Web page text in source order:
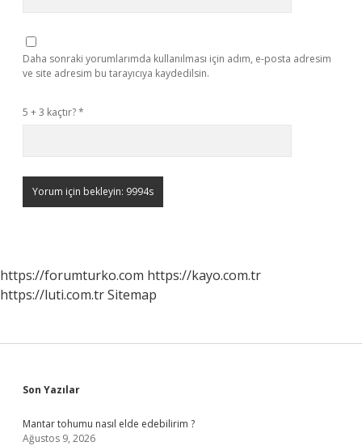
Daha sonraki yorumlarımda kullanılması için adım, e-posta adresim
ve site adresim bu tarayıcıya kaydedilsin.
5 + 3 kaçtır?*
https://forumturko.com https://kayo.com.tr
https://luti.com.trSitemap
Sidebar
Son Yazılar
Mantar tohumu nasıl elde edebilirim ?
Ağustos 9, 2026